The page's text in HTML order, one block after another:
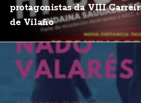
protagonistas da VIII
de Vilaño